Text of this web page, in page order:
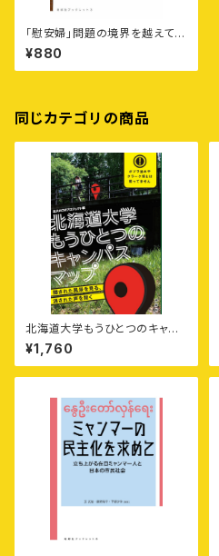
「慰安婦」問題の境界を越えて
——連合国軍兵士が見た戦時
性暴力、各地にできた〈少女像〉、
朝日新聞と植村元記者へのバッ
¥880
同じカテゴリの商品
北海道大学もうひとつのキャン
パスマップ——隠された風景を
見る、消された声を聞く
¥1,760